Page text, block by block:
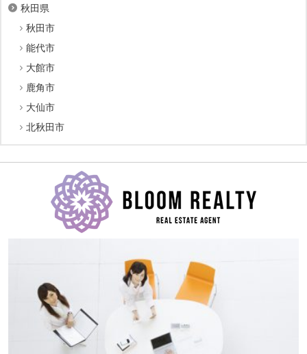
秋田県
秋田市
能代市
大館市
鹿角市
大仙市
北秋田市